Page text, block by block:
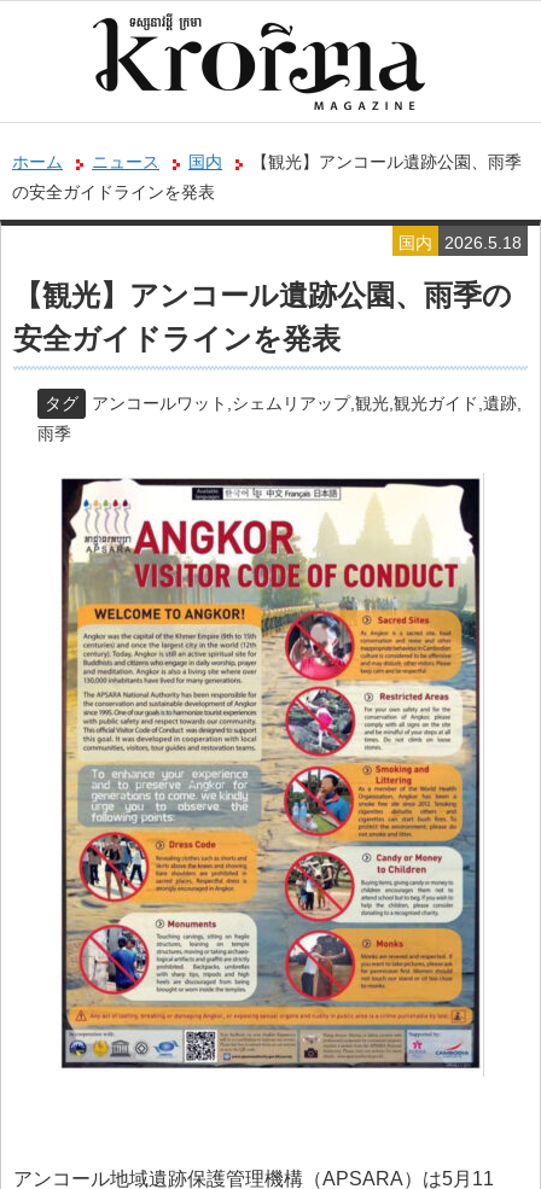
ホーム ニュース 国内
【観光】アンコール遺跡公園、雨季
の安全ガイドラインを発表
2026.5.18
国内
【観光】アンコール遺跡公園、雨季の
安全ガイドラインを発表
タグ アンコールワット シェムリアップ,観光 観光ガイド 遺跡
雨季
アンコール地域遺跡保護管理機構（APSARA）は5月11